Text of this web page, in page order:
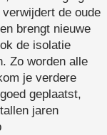
de oude
brengt nieuwe
de isolatie
Zo worden alle
je verdere
geplaatst,
jaren